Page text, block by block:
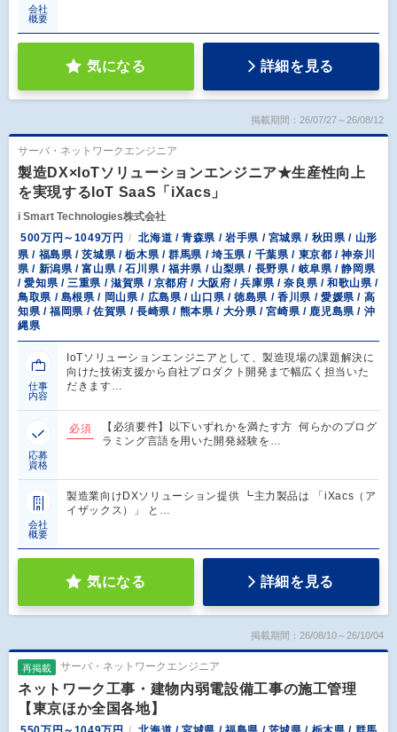
会社
概要
気になる 詳細を見る
掲載期間：26/07/27～26/08/12
サーバ・ネットワークエンジニア
製造DX×IoTソリューションエンジニア★生産性向上
を実現するIoT SaaS「iXacs」
i Smart Technologies株式会社
500万円～1049万円
北海道 / 青森県 / 岩手県 / 宮城県 / 秋田県 / 山形
県 / 福島県 / 茨城県 / 栃木県 / 群馬県 / 埼玉県 / 千葉県 / 東京都 / 神奈川
県 / 新潟県 / 富山県 / 石川県 / 福井県 / 山梨県 / 長野県 / 岐阜県 / 静岡県
/ 愛知県 / 三重県 / 滋賀県 / 京都府 / 大阪府 / 兵庫県 / 奈良県 / 和歌山県 /
鳥取県 / 島根県 / 岡山県 / 広島県 / 山口県 / 徳島県 / 香川県 / 愛媛県 / 高
知県 / 福岡県 / 佐賀県 / 長崎県 / 熊本県 / 大分県 / 宮崎県 / 鹿児島県 / 沖
縄県
仕事
内容
IoTソリューションエンジニアとして、製造現場の課題解決に
向けた技術支援から自社プロダクト開発まで幅広く担当いた
だきます…
応募
資格
必須
【必須要件】以下いずれかを満たす方 何らかのプログ
ラミング言語を用いた開発経験を…
会社
概要
製造業向けDXソリューション提供 ┗主力製品は 「iXacs（ア
イザックス）」 と…
気になる 詳細を見る
掲載期間：26/08/10～26/10/04
再掲載 サーバ・ネットワークエンジニア
ネットワーク工事・建物内弱電設備工事の施工管理
【東京ほか全国各地】